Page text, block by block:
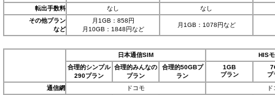
転出手数料
なし
なし
その他プラン
など
月1GB：858円
月10GB：1848円など
月1GB：1078円など
日本通信SIM
HIS
合理的シンプル
290プラン
合理的みんなの
プラン
合理的50GBプ
ラン
1GB
プラン
プ
通信網
ドコモ